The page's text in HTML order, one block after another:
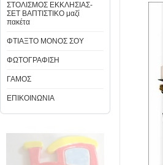
ΣΤΟΛΙΣΜΟΣ ΕΚΚΛΗΣΙΑΣ-
ΣΕΤ ΒΑΠΤΙΣΤΙΚΟ μαζί
πακέτα
ΦΤΙΑΞΤΟ ΜΟΝΟΣ ΣΟΥ
ΦΩΤΟΓΡΑΦΙΣΗ
ΓΑΜΟΣ
ΕΠΙΚΟΙΝΩΝΙΑ